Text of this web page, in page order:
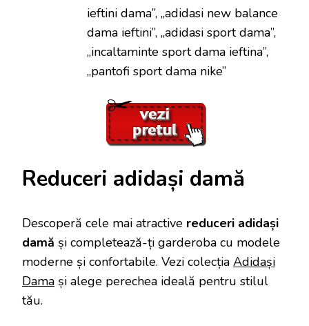
ieftini dama”, „adidasi new balance
dama ieftini”, „adidasi sport dama”,
„incaltaminte sport dama ieftina”,
„pantofi sport dama nike”
Reduceri adidași damă
Descoperă cele mai atractive reduceri adidași
damă și completează-ți garderoba cu modele
moderne și confortabile. Vezi colecția Adidași
Dama și alege perechea ideală pentru stilul
tău.